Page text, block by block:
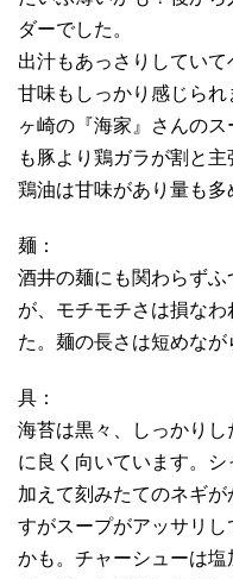
ダーでした。
出汁もあっさりしてい
甘味もしっかり感じら
ヶ崎の『海家』さんの
も豚より鶏ガラが割と主
鶏油は甘味があり量も多
麺：
酒井の麺にも関わらず
が、モチモチさは損な
た。麺の長さは短めなが
具：
海苔は黒々、しっかり
に良く向いています。
加えて刻みたてのネギ
すがスープがアッサリ
かも。チャーシューは